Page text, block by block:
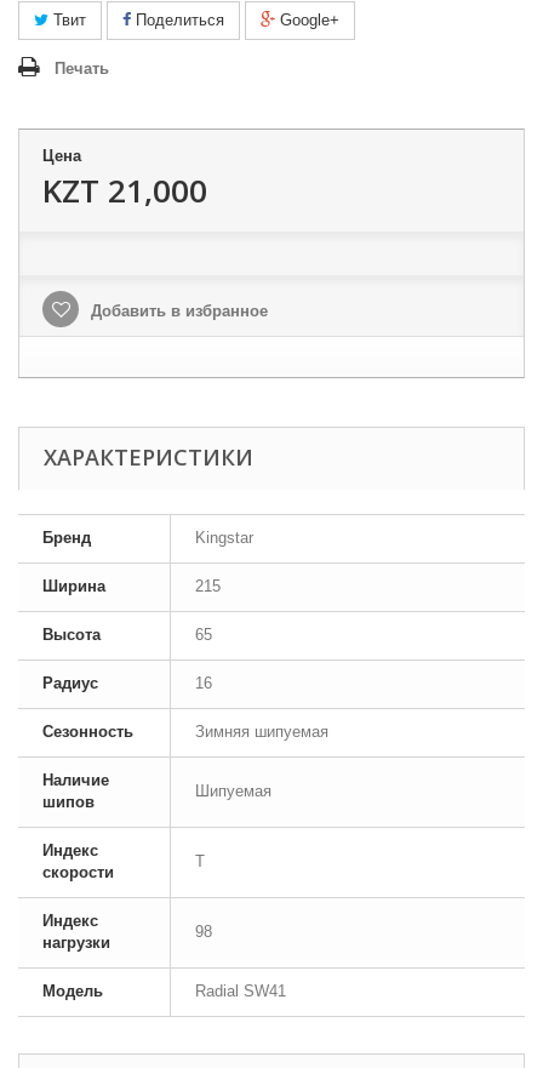
Твит
Поделиться Google+
Печать
Цена
KZT 21,000
Добавить в избранное
ХАРАКТЕРИСТИКИ
Бренд Kingstar
Ширина 215
Высота 65
Радиус 16
Сезонность Зимняя шипуемая
Наличие
шипов
Шипуемая
Индекс
скорости
T
Индекс
нагрузки
98
Модель Radial SW41